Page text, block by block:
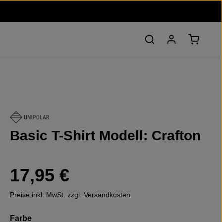
Basic T-Shirt Modell: Crafton
Regulärer Preis:
17,95 €
Preise inkl. MwSt. zzgl. Versandkosten
Farbeauswählen